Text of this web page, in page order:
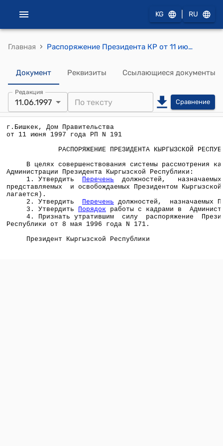
KG RU
Главная › Распоряжение Президента КР от 11 июня 1997 года РП №191 (Об утверждении Перечня должностей, назначаемых, утверждаемых, представляемых и освобождаемых Президентом КР, Перечня должностей, назначаемых Премьер-министром, министрами Кыргызской Республики, руководителями административных ведомств, комиссий, фондов и других центральных исполнительных органов по согласованию в структурных подразделениях Администрации Президента КР, Порядка работы с кадрами в Администрации Президента КР)
Документ Реквизиты Ссылающиеся документы
Редакция
11.06.1997 Сравнение